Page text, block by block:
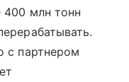
400 млн тонн
с партнером